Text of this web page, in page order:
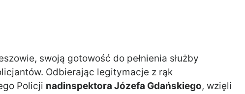
swoją gotowość do pełnienia służby
Odbierając legitymacje z rąk
Policji nadinspektora Józefa Gdańskiego, wzięli